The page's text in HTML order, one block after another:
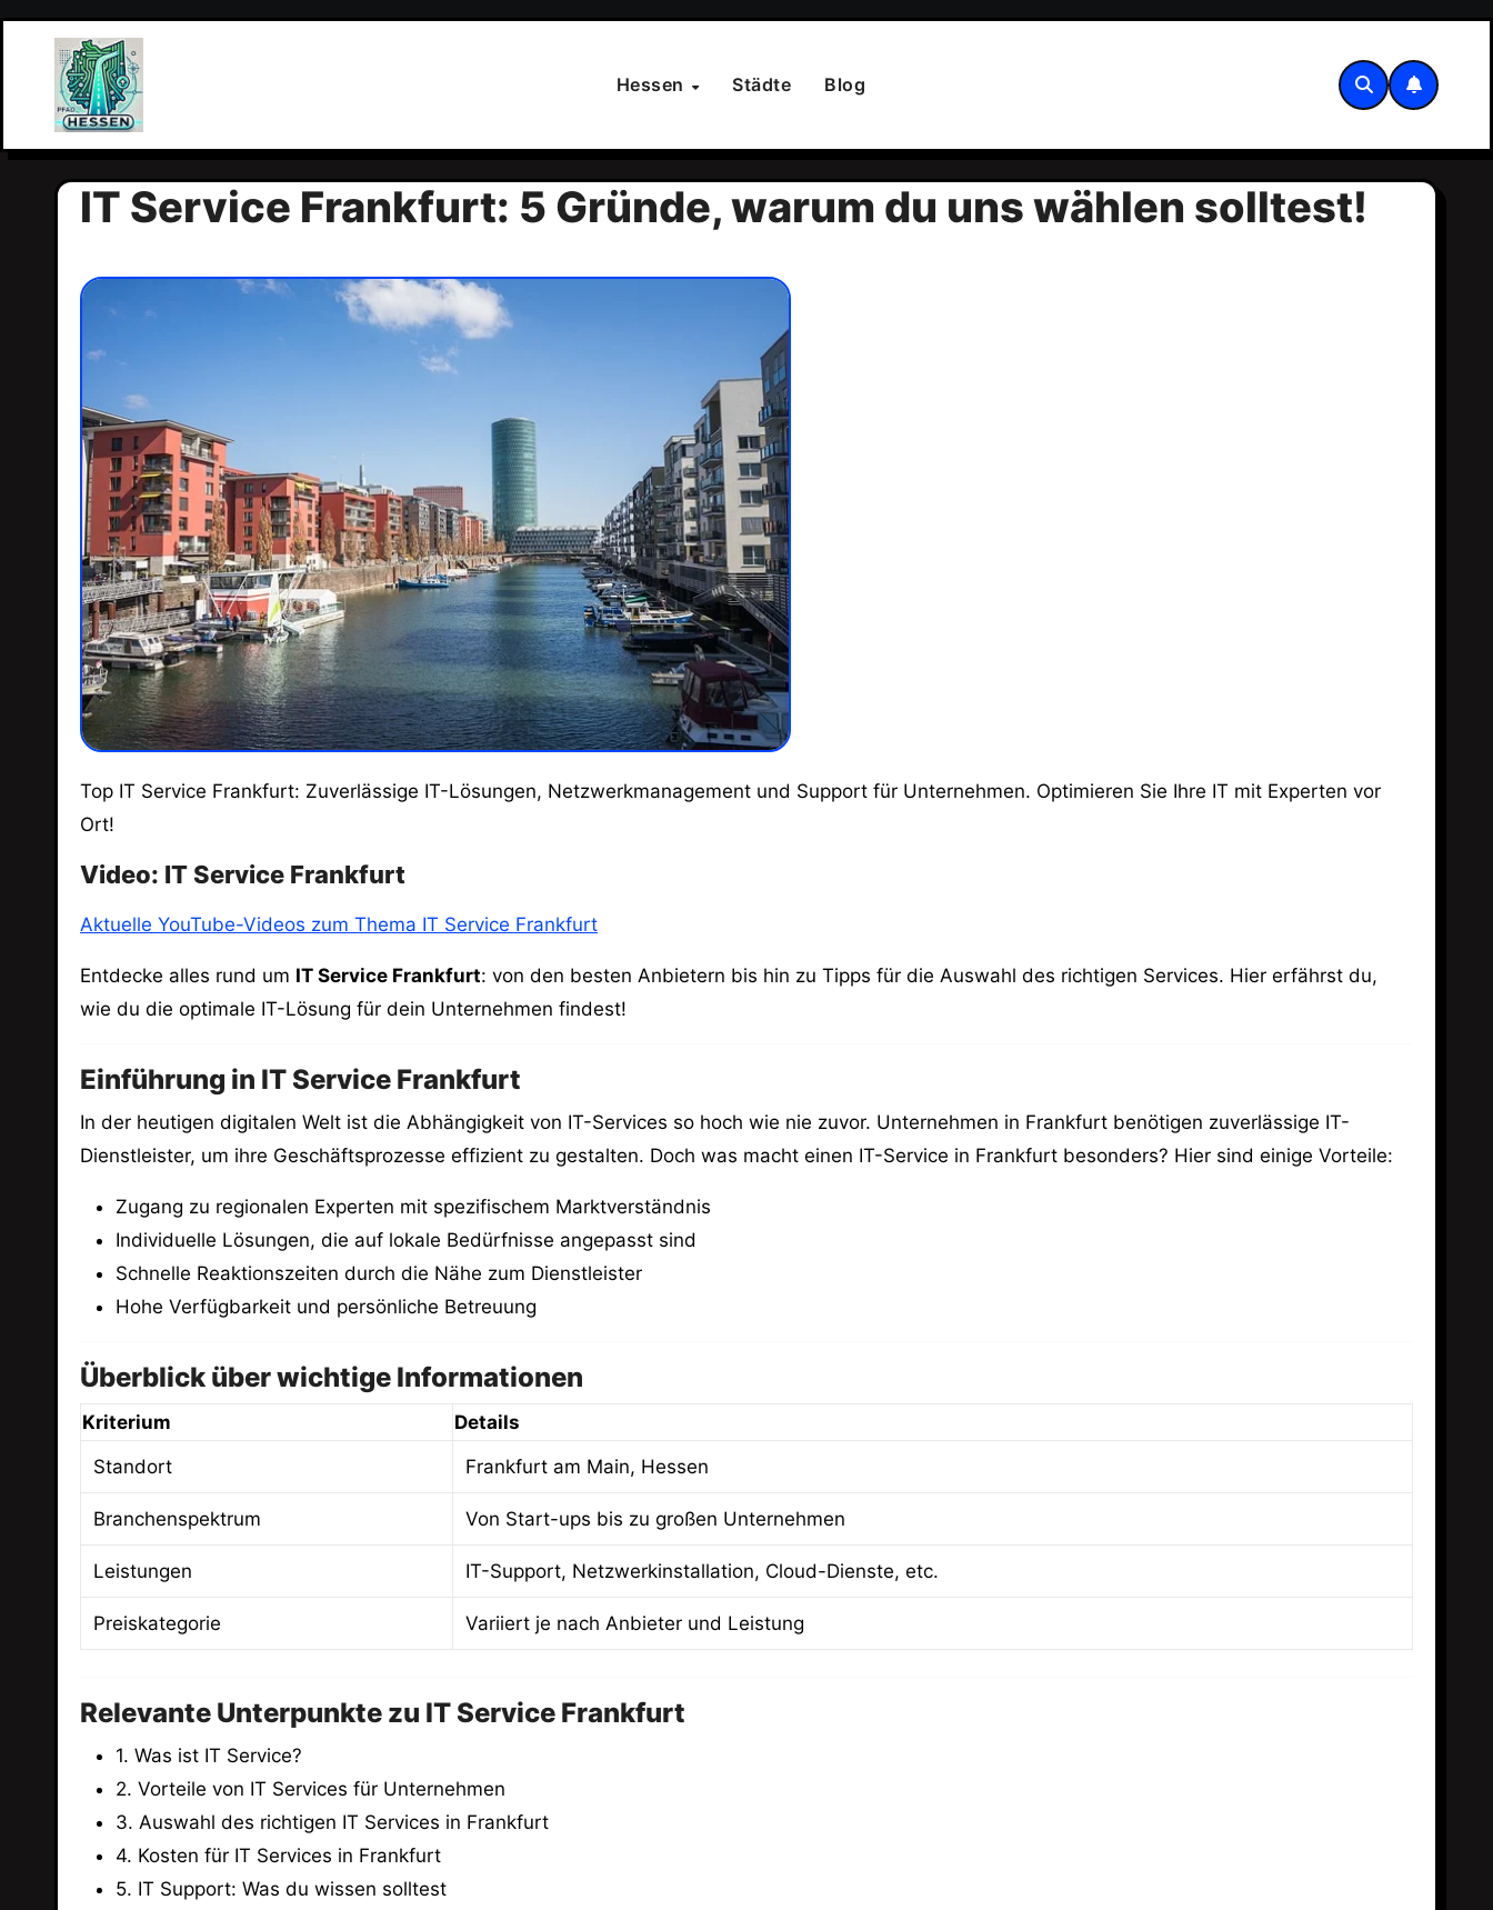
springen
Hessen Städte Blog
IT Service Frankfurt: 5 Gründe, warum du uns wählen solltest!
Top IT Service Frankfurt: Zuverlässige IT-Lösungen, Netzwerkmanagement und Support für Unternehmen. Optimieren Sie Ihre IT mit Experten vor
Ort!
Video: IT Service Frankfurt
Aktuelle YouTube-Videos zum Thema IT Service Frankfurt
Entdecke alles rund um IT Service Frankfurt: von den besten Anbietern bis hin zu Tipps für die Auswahl des richtigen Services. Hier erfährst du,
wie du die optimale IT-Lösung für dein Unternehmen findest!
Einführung in IT Service Frankfurt
In der heutigen digitalen Welt ist die Abhängigkeit von IT-Services so hoch wie nie zuvor. Unternehmen in Frankfurt benötigen zuverlässige IT-
Dienstleister, um ihre Geschäftsprozesse effizient zu gestalten. Doch was macht einen IT-Service in Frankfurt besonders? Hier sind einige Vorteile:
Zugang zu regionalen Experten mit spezifischem Marktverständnis
Individuelle Lösungen, die auf lokale Bedürfnisse angepasst sind
Schnelle Reaktionszeiten durch die Nähe zum Dienstleister
Hohe Verfügbarkeit und persönliche Betreuung
Überblick über wichtige Informationen
Kriterium
Details
Standort
Frankfurt am Main, Hessen
Branchenspektrum Von Start-ups bis zu großen Unternehmen
Leistungen IT-Support, Netzwerkinstallation, Cloud-Dienste, etc.
Preiskategorie Variiert je nach Anbieter und Leistung
Relevante Unterpunkte zu IT Service Frankfurt
1. Was ist IT Service?
2. Vorteile von IT Services für Unternehmen
3. Auswahl des richtigen IT Services in Frankfurt
4. Kosten für IT Services in Frankfurt
5. IT Support: Was du wissen solltest